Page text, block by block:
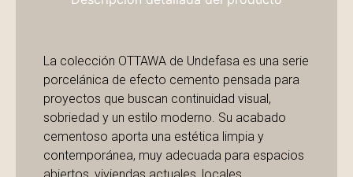
La colección OTTAWA de Undefasa es una serie
porcelánica de efecto cemento pensada para
proyectos que buscan continuidad visual,
sobriedad y un estilo moderno. Su acabado
cementoso aporta una estética limpia y
contemporánea, muy adecuada para espacios